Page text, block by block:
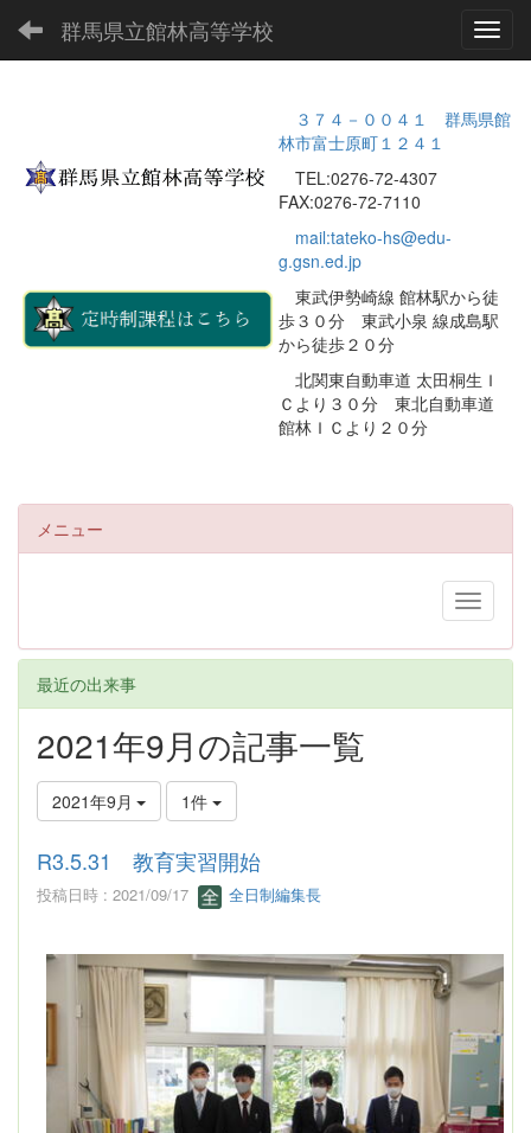
群馬県立館林高等学校
３７４－００４１ 群馬県館
林市富士原町１２４１
TEL:0276-72-4307
FAX:0276-72-7110
mail:tateko-hs@edu-
g.gsn.ed.jp
東武伊勢崎線 館林駅から徒
歩３０分 東武小泉 線成島駅
から徒歩２０分
北関東自動車道 太田桐生Ｉ
Ｃより３０分 東北自動車道
館林ＩＣより２０分
メニュー
最近の出来事
2021年9月の記事一覧
2021年9月 1件
R3.5.31 教育実習開始
投稿日時 : 2021/09/17 全日制編集長